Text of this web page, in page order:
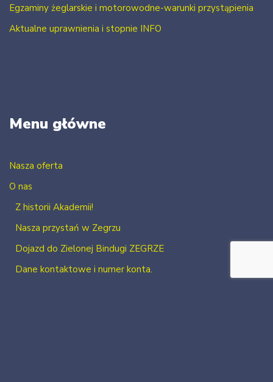
Egzaminy żeglarskie i motorowodne-warunki przystąpienia
Aktualne uprawnienia i stopnie INFO
Menu główne
Nasza oferta
O nas
Z historii Akademii!
Nasza przystań w Zegrzu
Dojazd do Zielonej Bindugi ZEGRZE
Dane kontaktowe i numer konta.